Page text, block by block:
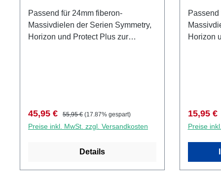
Passend für 24mm fiberon-
Massivdielen der Serien Symmetry,
Horizon und Protect Plus zur
Verkaufspreis:
45,95 € Regulärer Preis:
55,95 € (17.87% gespart)
Preise inkl. MwSt. zzgl. Versandkosten
Details
Passend für
Horizon
15,95 €
Preise